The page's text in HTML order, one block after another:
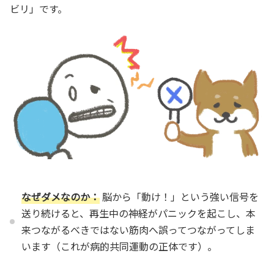
ビリ」です。
なぜダメなのか： 脳から「動け！」という強い信号を
送り続けると、再生中の神経がパニックを起こし、本
来つながるべきではない筋肉へ誤ってつながってしま
います（これが病的共同運動の正体です）。